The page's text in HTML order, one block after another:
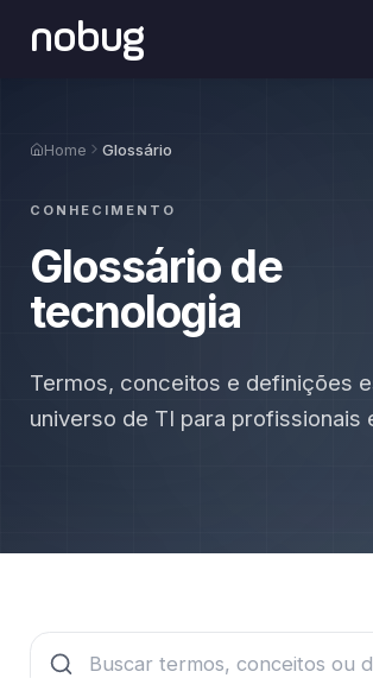
nobug
Home Glossário
CONHECIMENTO
Glossário de
tecnologia
Termos, conceitos e definições
universo de TI para profissionais